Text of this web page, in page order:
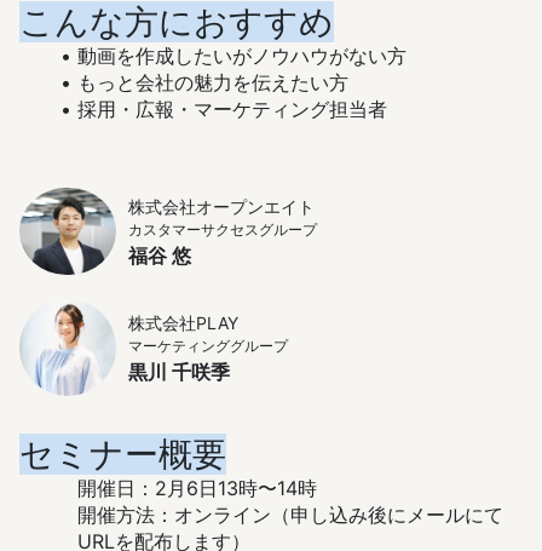
こんな方におすすめ
動画を作成したいがノウハウがない方
もっと会社の魅力を伝えたい方
採用・広報・マーケティング担当者
株式会社オープンエイト
カスタマーサクセスグループ
福谷 悠
株式会社PLAY
マーケティンググループ
黒川 千咲季
セミナー概要
開催日：2月6日13時〜14時
開催方法：オンライン（申し込み後にメールにて
URLを配布します）